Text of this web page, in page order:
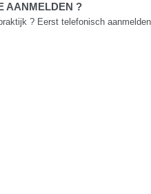
AANMELDEN ?
? Eerst telefonisch